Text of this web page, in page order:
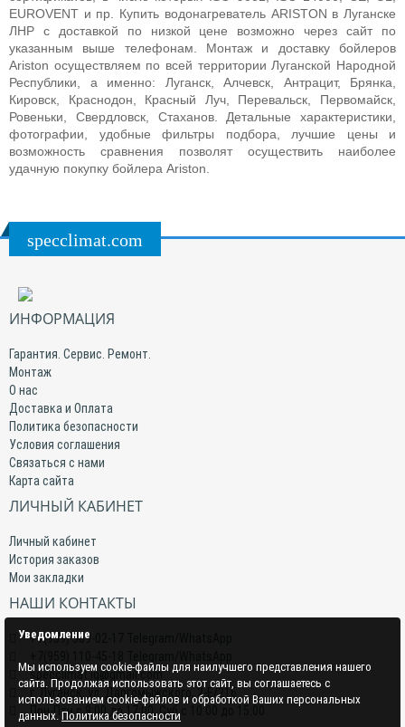
EUROVENT и пр. Купить водонагреватель ARISTON в Луганске
ЛНР с доставкой по низкой цене возможно через сайт по
указанным выше телефонам. Монтаж и доставку бойлеров
Ariston осуществляем по всей территории Луганской Народной
Республики, а именно: Луганск, Алчевск, Антрацит, Брянка,
Кировск, Краснодон, Красный Луч, Перевальск, Первомайск,
Ровеньки, Свердловск, Стаханов. Детальные характеристики,
фотографии, удобные фильтры подбора, лучшие цены и
возможность сравнения позволят осуществить наиболее
удачную покупку бойлера Ariston.
specclimat.com
ИНФОРМАЦИЯ
Гарантия. Сервис. Ремонт.
Монтаж
О нас
Доставка и Оплата
Политика безопасности
Условия соглашения
Связаться с нами
Карта сайта
ЛИЧНЫЙ КАБИНЕТ
Личный кабинет
История заказов
Мои закладки
НАШИ КОНТАКТЫ
+7(959) 509-02-17 Telegram/WhatsApp
specclimat.lg@gmail.com
г. Луганск, ул. Даргомыжского, 2-Е/216
Пон-Птн с 9:00 до 17:00; Суб с 10:00 до 15:00
Уведомление
Мы используем cookie-файлы для наилучшего представления нашего
сайта. Продолжая использовать этот сайт, вы соглашаетесь с
использованием cookie-файлов и обработкой Ваших персональных
данных. Политика безопасности